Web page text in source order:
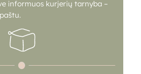
informuos kurjerių tarnyba –